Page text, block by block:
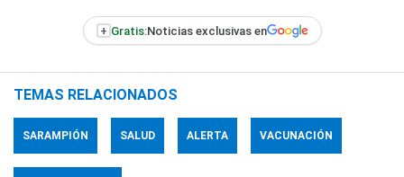
+ Gratis:Noticias exclusivas en
TEMAS RELACIONADOS
SARAMPIÓN SALUD ALERTA VACUNACIÓN